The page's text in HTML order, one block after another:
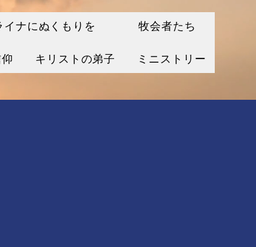
イナにぬくもりを 牧会者たち
キリストの弟子 ミニストリー